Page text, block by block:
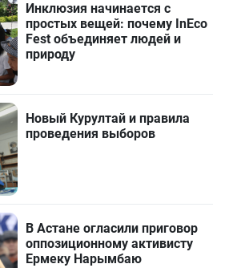
Инклюзия начинается с
простых вещей: почему InEco
Fest объединяет людей и
природу
Новый Курултай и правила
проведения выборов
В Астане огласили приговор
оппозиционному активисту
Ермеку Нарымбаю